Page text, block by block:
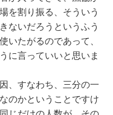
を割り振る、そういう
ないだろうというふう
いたがるのであって、
に言っていいと思いま
、すなわち、三分の一
のかということですけ